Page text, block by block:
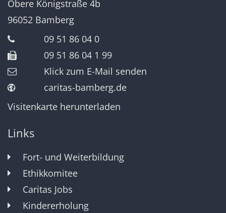
Obere Königstraße 4b
96052 Bamberg
09 51 86 04 0
09 51 86 04 1 99
Klick zum E-Mail senden
caritas-bamberg.de
Visitenkarte herunterladen
Links
Fort- und Weiterbildung
Ethikkomitee
Caritas Jobs
Kindererholung